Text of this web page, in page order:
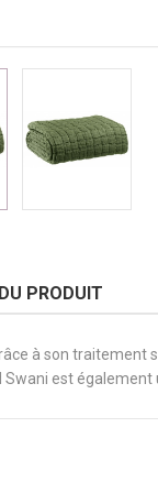
PRODUIT
à son traitement
Swani est